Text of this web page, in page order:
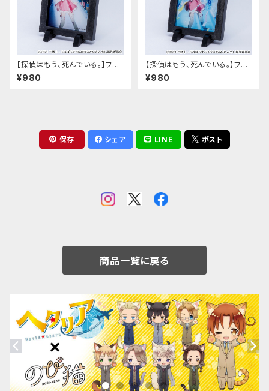
【探偵はもう、死んでいる。】フレ
ームマグネット（3弾-A）
¥980
【探偵はもう、死んでいる。】フレ
ームマグネット（3弾-B）
¥980
保存 シェア LINE ポスト
商品一覧に戻る